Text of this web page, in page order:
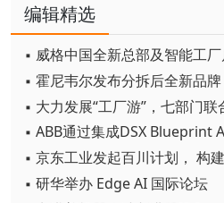
编辑精选
▪ 威格中国全新总部及智能工
▪ 大力发展“工厂游”，七部门联
▪ 京东工业发起百川计划， 构
▪ 研华举办 Edge AI 国际论坛